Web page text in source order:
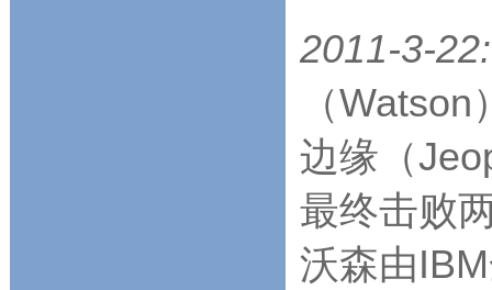
2011-3-22:
（
边缘（
最终击败
沃森由